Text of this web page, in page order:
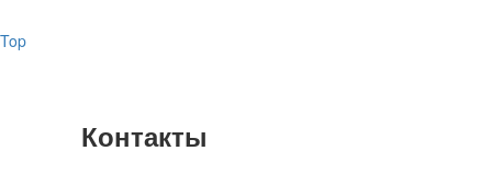
Top
Контакты